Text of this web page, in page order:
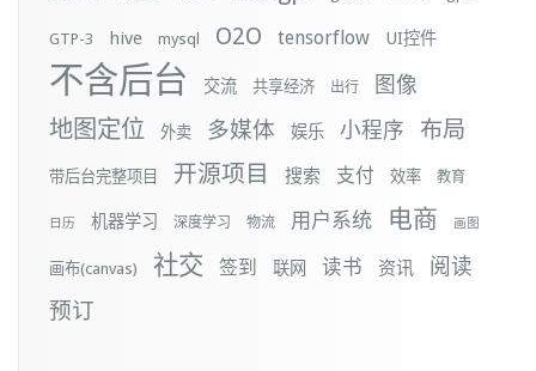
GTP-3 hive mysql O2O tensorflow UI控件
不含后台 交流 共享经济 出行 图像
地图定位 外卖 多媒体 娱乐 小程序 布局
带后台完整项目 开源项目 搜索 支付 效率 教育
日历 机器学习 深度学习 物流 用户系统 电商 画图
画布(canvas) 社交 签到 联网 读书 资讯 阅读
预订